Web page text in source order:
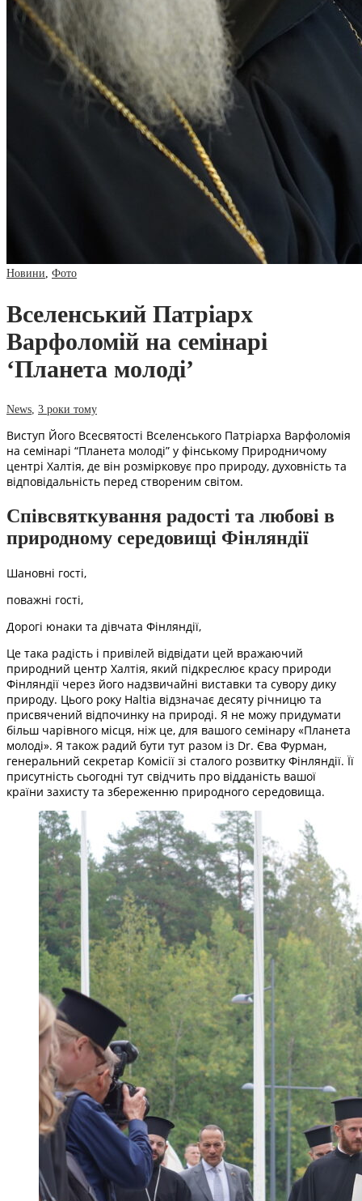
Новини Фото
Вселенський Патріарх
Варфоломій на семінарі
‘Планета молоді’
News 3 роки тому
Виступ Його Всесвятості Вселенського Патріарха Варфоломія
на семінарі “Планета молоді” у фінському Природничому
центрі Халтія, де він розмірковує про природу, духовність та
відповідальність перед створеним світом.
Співсвяткування радості та любові в
природному середовищі Фінляндії
Шановні гості,
поважні гості,
Дорогі юнаки та дівчата Фінляндії,
Це така радість і привілей відвідати цей вражаючий
природний центр Халтія, який підкреслює красу природи
Фінляндії через його надзвичайні виставки та сувору дику
природу. Цього року Haltia відзначає десяту річницю та
присвячений відпочинку на природі. Я не можу придумати
більш чарівного місця, ніж це, для вашого семінару «Планета
молоді». Я також радий бути тут разом із Dr. Єва Фурман,
генеральний секретар Комісії зі сталого розвитку Фінляндії. Її
присутність сьогодні тут свідчить про відданість вашої
країни захисту та збереженню природного середовища.